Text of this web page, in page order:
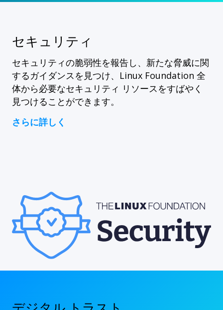
セキュリティ
セキュリティの脆弱性を報告し、新たな脅威に関
するガイダンスを見つけ、Linux Foundation 全
体から必要なセキュリティ リソースをすばやく
見つけることができます。
さらに詳しく